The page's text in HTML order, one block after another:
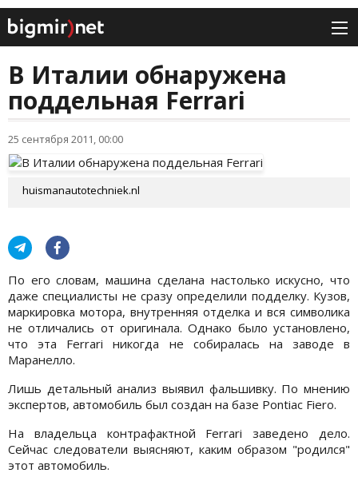
В Италии обнаружена
поддельная Ferrari
25 сентября 2011, 00:00
huismanautotechniek.nl
По его словам, машина сделана настолько искусно, что
даже специалисты не сразу определили подделку. Кузов,
маркировка мотора, внутренняя отделка и вся символика
не отличались от оригинала. Однако было установлено,
что эта Ferrari никогда не собиралась на заводе в
Маранелло.
Лишь детальный анализ выявил фальшивку. По мнению
экспертов, автомобиль был создан на базе Pontiac Fiero.
На владельца контрафактной Ferrari заведено дело.
Сейчас следователи выясняют, каким образом "родился"
этот автомобиль.